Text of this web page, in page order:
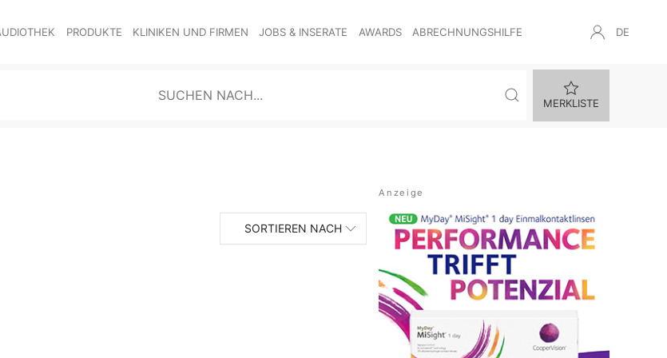
PRODUKTE KLINIKEN UND FIRMEN JOBS & INSERATE AWARDS ABRECHNUNGSHILFE DE
MERKLISTE
SORTIEREN NACH